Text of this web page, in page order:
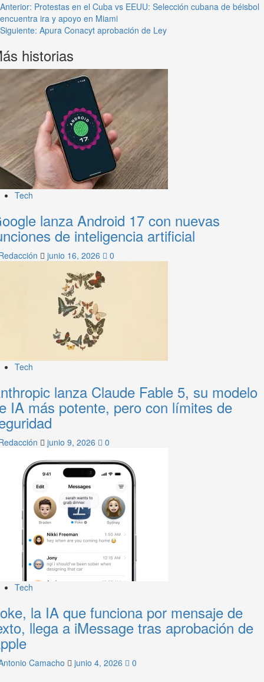
Anterior: Protestas en el Cuba vs EEUU: Selección cubana de béisbol
encuentra ira y apoyo en Miami
Siguiente: Apura Conacyt aprobación de Ley
historias
Tech
lanza Android 17 con nuevas
de inteligencia artificial
junio 16, 2026 0
Tech
lanza Claude Fable 5, su modelo
IA más potente, pero con límites de
junio 9, 2026 0
Tech
la IA que funciona por mensaje de
llega a iMessage tras aprobación de
Camacho junio 4, 2026 0